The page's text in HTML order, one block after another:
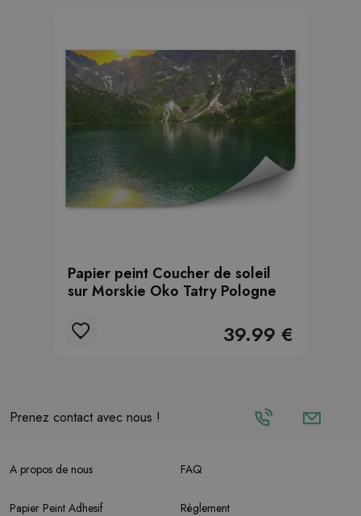
Papier peint Coucher de soleil
sur Morskie Oko Tatry Pologne
39.99 €
Prenez contact avec nous !
A propos de nous
Papier Peint Adhesif
FAQ
Règlement